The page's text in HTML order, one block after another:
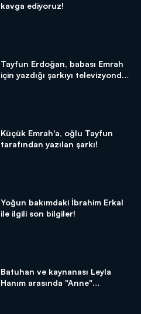
kavga ediyoruz!
Tayfun Erdoğan, babası Emrah
için yazdığı şarkıyı televizyonda
Küçük Emrah'a, oğlu Tayfun
tarafından yazılan şarkı!
Yoğun bakımdaki İbrahim Erkal
ile ilgili son bilgiler!
Batuhan ve kaynanası Leyla
Hanım arasında "Anne"